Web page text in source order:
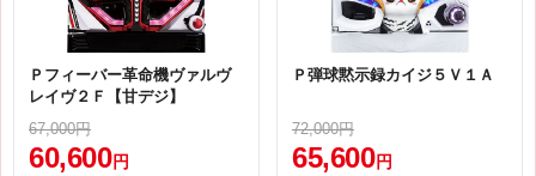
Ｐフィーバー革命機ヴァルヴ
レイヴ２Ｆ【甘デジ】
67,000円
60,600 円
Ｐ弾球黙示録カイジ５Ｖ１Ａ
72,000円
65,600 円